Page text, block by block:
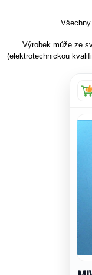
Výrobek může ze
(elektrotechnickou